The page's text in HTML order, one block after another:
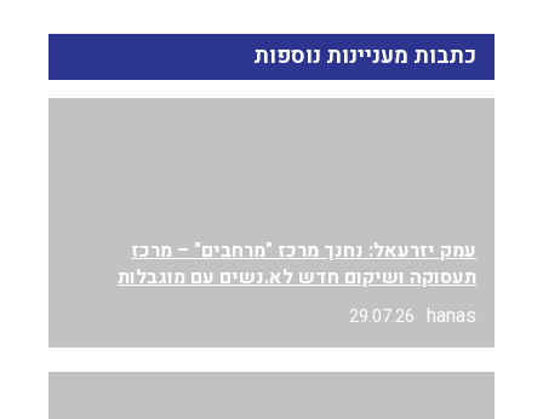
כתבות מעניינות נוספות
עמק יזרעאל: נחנך מרכז "מרחבים" – מרכז
תעסוקה ושיקום חדש לא.נשים עם מוגבלות
hanas
29.07.26